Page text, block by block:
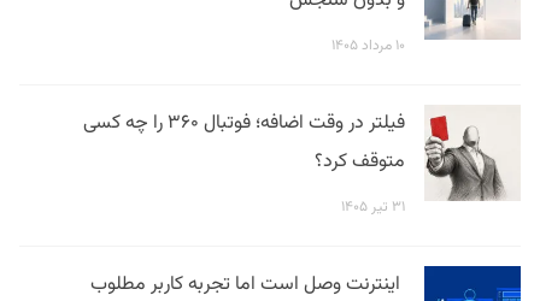
۱۰ مرداد ۱۴۰۵
فیلتر در وقت اضافه؛ فوتبال ۳۶۰ را چه کسی
متوقف کرد؟
۳۱ تیر ۱۴۰۵
اینترنت وصل است اما تجربه کاربر مطلوب